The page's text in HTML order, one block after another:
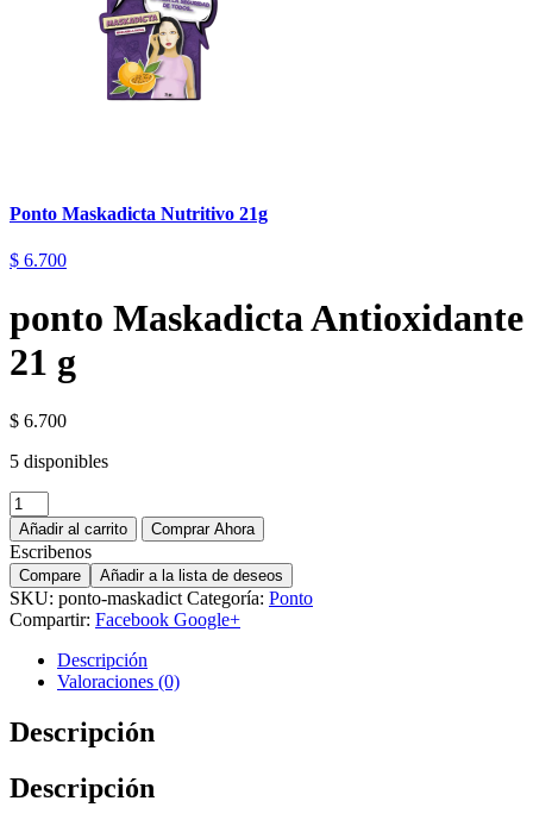
Ponto Maskadicta Nutritivo 21g
$ 6.700
ponto Maskadicta Antioxidante
21 g
$ 6.700
5 disponibles
Añadir al carrito Comprar Ahora
Escribenos
Compare Añadir a la lista de deseos
SKU: ponto-maskadict Categoría: Ponto
Compartir: Facebook Google+
Descripción
Valoraciones (0)
Descripción
Descripción